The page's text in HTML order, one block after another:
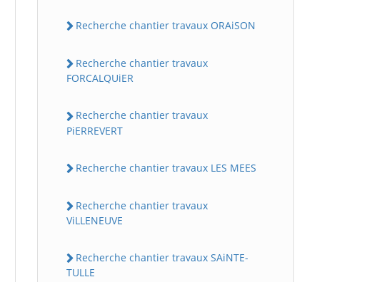
Recherche chantier travaux ORAiSON
Recherche chantier travaux
FORCALQUiER
Recherche chantier travaux
PiERREVERT
Recherche chantier travaux LES MEES
Recherche chantier travaux
ViLLENEUVE
Recherche chantier travaux SAiNTE-
TULLE